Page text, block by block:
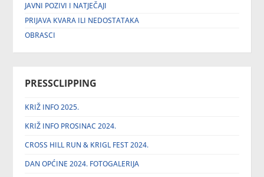
JAVNI POZIVI I NATJEČAJI
PRIJAVA KVARA ILI NEDOSTATAKA
OBRASCI
PRESSCLIPPING
KRIŽ INFO 2025.
KRIŽ INFO PROSINAC 2024.
CROSS HILL RUN & KRIGL FEST 2024.
DAN OPĆINE 2024. FOTOGALERIJA